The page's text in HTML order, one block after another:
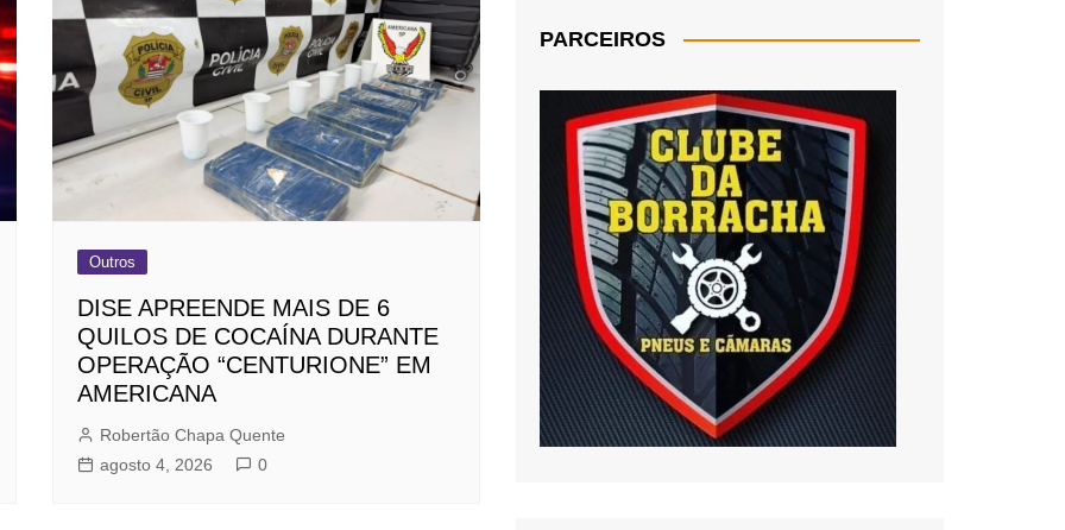
Outros
DISE APREENDE MAIS DE 6
QUILOS DE COCAÍNA DURANTE
OPERAÇÃO “CENTURIONE” EM
AMERICANA
Robertão Chapa Quente
agosto 4, 2026
0
PARCEIROS